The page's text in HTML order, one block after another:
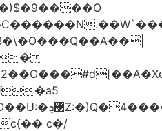
c{�� c�/